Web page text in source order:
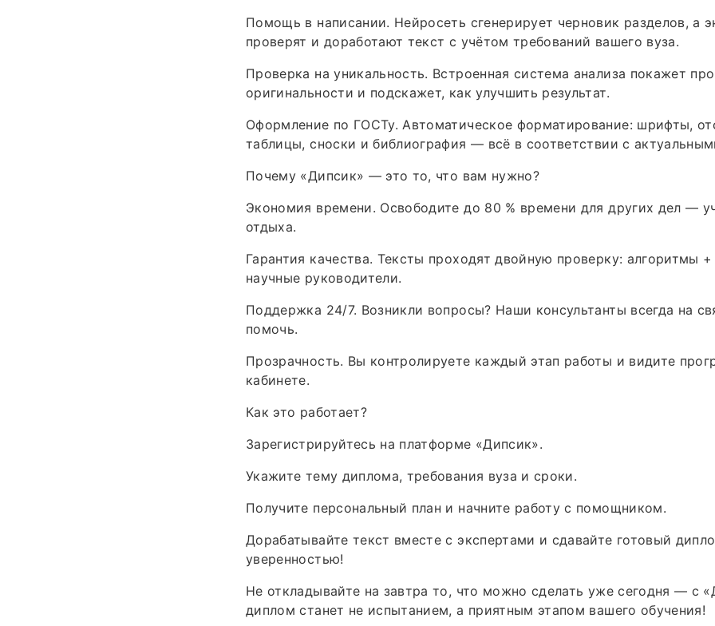
Помощь в написании. Нейросеть сгенерирует черновик разделов, а
проверят и доработают текст с учётом требований вашего вуза.
Проверка на уникальность. Встроенная система анализа покажет
оригинальности и подскажет, как улучшить результат.
Оформление по ГОСТу. Автоматическое форматирование: шрифты,
таблицы, сноски и библиография — всё в соответствии с
Почему «Дипсик» — это то, что вам нужно?
Экономия времени. Освободите до 80 % времени для других дел —
отдыха.
Гарантия качества. Тексты проходят двойную проверку: алгоритмы
научные руководители.
Поддержка 24/7. Возникли вопросы? Наши консультанты всегда на
помочь.
Прозрачность. Вы контролируете каждый этап работы и видите
кабинете.
Как это работает?
Зарегистрируйтесь на платформе «Дипсик».
Укажите тему диплома, требования вуза и сроки.
Получите персональный план и начните работу с помощником.
Дорабатывайте текст вместе с экспертами и сдавайте готовый
уверенностью!
Не откладывайте на завтра то, что можно сделать уже сегодня — с
диплом станет не испытанием, а приятным этапом вашего обучения!